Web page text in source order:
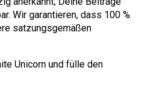
Wir garantieren, dass 100 %
satzungsgemäßen
Unicorn und fülle den